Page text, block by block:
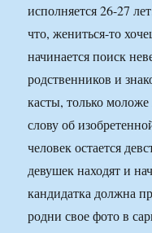
исполняется 26-27
что, жениться-то
начинается поиск
родственников и
касты, только
слову об
человек остается
девушек находят и
кандидатка должна
родни свое фото в